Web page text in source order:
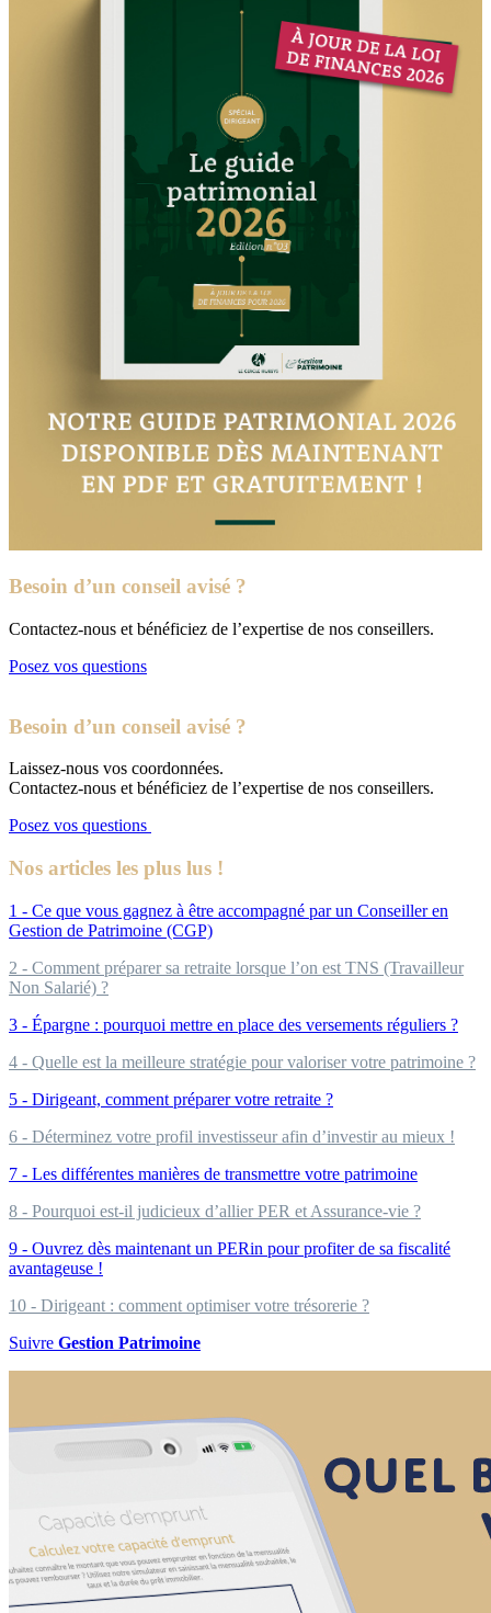
Besoin d’un conseil avisé ?
Contactez-nous et bénéficiez de l’expertise de nos conseillers.
Posez vos questions
Besoin d’un conseil avisé ?
Laissez-nous vos coordonnées.
Contactez-nous et bénéficiez de l’expertise de nos conseillers.
Posez vos questions
Nos articles les plus lus !
1 - Ce que vous gagnez à être accompagné par un Conseiller en
Gestion de Patrimoine (CGP)
2 - Comment préparer sa retraite lorsque l’on est TNS (Travailleur
Non Salarié) ?
3 - Épargne : pourquoi mettre en place des versements réguliers ?
4 - Quelle est la meilleure stratégie pour valoriser votre patrimoine ?
5 - Dirigeant, comment préparer votre retraite ?
6 - Déterminez votre profil investisseur afin d’investir au mieux !
7 - Les différentes manières de transmettre votre patrimoine
8 - Pourquoi est-il judicieux d’allier PER et Assurance-vie ?
9 - Ouvrez dès maintenant un PERin pour profiter de sa fiscalité
avantageuse !
10 - Dirigeant : comment optimiser votre trésorerie ?
Suivre Gestion Patrimoine